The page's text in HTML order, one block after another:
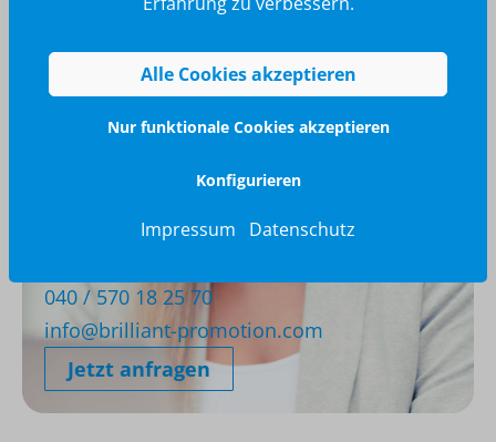
040 / 570 18 25 70
info@brilliant-promotion.com
Jetzt anfragen
Alle Cookies akzeptieren
Nur funktionale Cookies akzeptieren
Konfigurieren
Impressum Datenschutz